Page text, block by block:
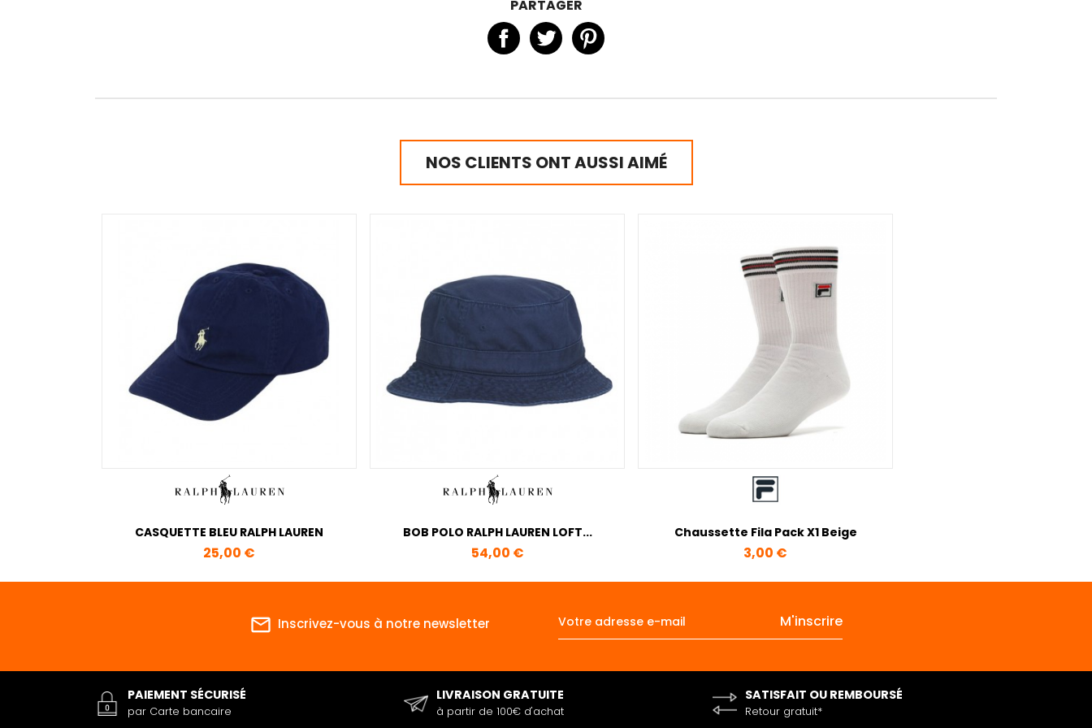
PARTAGER
NOS CLIENTS ONT AUSSI AIMÉ
CASQUETTE BLEU RALPH LAUREN
Prix
25,00 €
BOB POLO RALPH LAUREN LOFT...
Prix
54,00 €
Chaussette Fila Pack X1 Beige
Prix
3,00 €
mail_outline Inscrivez-vous à notre newsletter
PAIEMENT SÉCURISÉ
par Carte bancaire
LIVRAISON GRATUITE
à partir de 100€ d'achat
SATISFAIT OU REMBOURSÉ
Retour gratuit*